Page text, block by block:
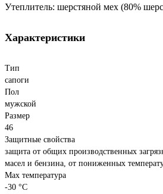
Утеплитель: шерстяной мех (80%
Характеристики
Тип
сапоги
Пол
мужской
Размер
46
Защитные свойства
защита от общих производственных
масел и бензина, от пониженных
Max температура
-30 °С